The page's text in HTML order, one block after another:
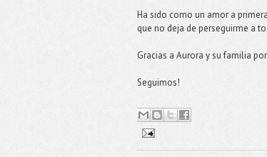
Ha sido como un amor a
que no deja de perseguirme a
Gracias a Aurora y su familia
Seguimos!